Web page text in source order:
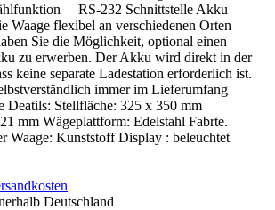
RS-232 Schnittstelle Akku
Waage flexibel an verschiedenen Orten
Sie die Möglichkeit, optional einen
zu erwerben. Der Akku wird direkt in der
keine separate Ladestation erforderlich ist.
immer im Lieferumfang
Deatils: Stellfläche: 325 x 350 mm
mm Wägeplattform: Edelstahl Fabrte.
Waage: Kunststoff Display : beleuchtet
Deutschland